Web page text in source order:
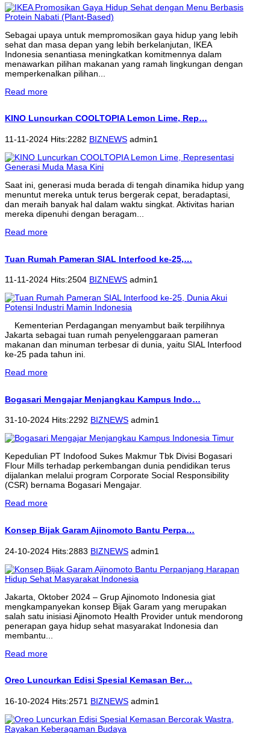
Sebagai upaya untuk mempromosikan gaya hidup yang lebih
sehat dan masa depan yang lebih berkelanjutan, IKEA
Indonesia senantiasa meningkatkan komitmennya dalam
menawarkan pilihan makanan yang ramah lingkungan dengan
memperkenalkan pilihan...
Read more
KINO Luncurkan COOLTOPIA Lemon Lime, Rep…
11-11-2024 Hits:2282 BIZNEWS admin1
Saat ini, generasi muda berada di tengah dinamika hidup yang
menuntut mereka untuk terus bergerak cepat, beradaptasi,
dan meraih banyak hal dalam waktu singkat. Aktivitas harian
mereka dipenuhi dengan beragam...
Read more
Tuan Rumah Pameran SIAL Interfood ke-25,…
11-11-2024 Hits:2504 BIZNEWS admin1
Kementerian Perdagangan menyambut baik terpilihnya
Jakarta sebagai tuan rumah penyelenggaraan pameran
makanan dan minuman terbesar di dunia, yaitu SIAL Interfood
ke-25 pada tahun ini.
Read more
Bogasari Mengajar Menjangkau Kampus Indo…
31-10-2024 Hits:2292 BIZNEWS admin1
Kepedulian PT Indofood Sukes Makmur Tbk Divisi Bogasari
Flour Mills terhadap perkembangan dunia pendidikan terus
dijalankan melalui program Corporate Social Responsibility
(CSR) bernama Bogasari Mengajar.
Read more
Konsep Bijak Garam Ajinomoto Bantu Perpa…
24-10-2024 Hits:2883 BIZNEWS admin1
Jakarta, Oktober 2024 – Grup Ajinomoto Indonesia giat
mengkampanyekan konsep Bijak Garam yang merupakan
salah satu inisiasi Ajinomoto Health Provider untuk mendorong
penerapan gaya hidup sehat masyarakat Indonesia dan
membantu...
Read more
Oreo Luncurkan Edisi Spesial Kemasan Ber…
16-10-2024 Hits:2571 BIZNEWS admin1